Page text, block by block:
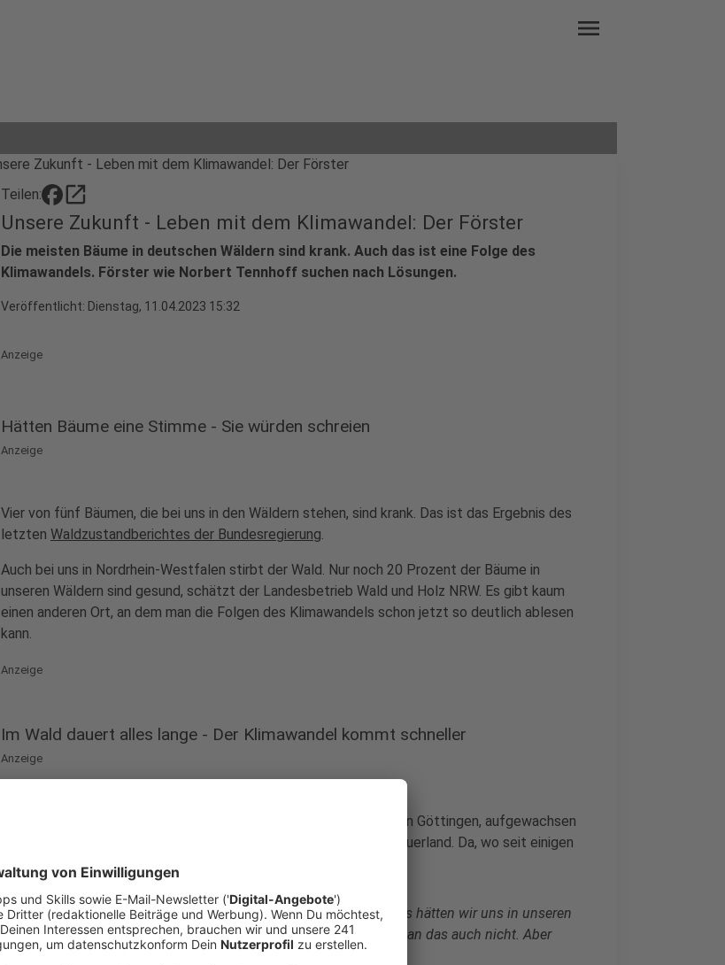
menu
Teilen: open_in_new
Unsere Zukunft - Leben mit dem Klimawandel: Der Förster
Die meisten Bäume in deutschen Wäldern sind krank. Auch das ist eine Folge des
Klimawandels. Förster wie Norbert Tennhoff suchen nach Lösungen.
Veröffentlicht: Dienstag, 11.04.2023 15:32
Anzeige
Hätten Bäume eine Stimme - Sie würden schreien
Anzeige
Vier von fünf Bäumen, die bei uns in den Wäldern stehen, sind krank. Das ist das Ergebnis des
letzten Waldzustandberichtes der Bundesregierung.
Auch bei uns in Nordrhein-Westfalen stirbt der Wald. Nur noch 20 Prozent der Bäume in
unseren Wäldern sind gesund, schätzt der Landesbetrieb Wald und Holz NRW. Es gibt kaum
einen anderen Ort, an dem man die Folgen des Klimawandels schon jetzt so deutlich ablesen
kann.
Anzeige
Im Wald dauert alles lange - Der Klimawandel kommt schneller
Anzeige
Norbert Tennhoff ist seit über 30 Jahren Förster. Studiert hat er in Göttingen, aufgewachsen
ist er im Münsterland, inzwischen arbeitet er in den Wäldern im Sauerland. Da, wo seit einigen
Jahren das große Fichtensterben begonnen hat.
"Diese Kahlflächen, die jetzt mit toten Bäumen besetzt sind, das hätten wir uns in unseren
kühnsten Träumen nicht ausmalen können - vielleicht wollte man das auch nicht. Aber
dass es so schnell geht, das hatte keiner auf dem Schirm."